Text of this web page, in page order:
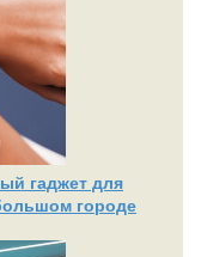
гаджет для
городе